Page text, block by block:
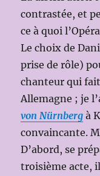
contrastée, et
ce à quoi
Le choix de
prise de rôle)
chanteur qui
Allemagne ; je
von Nürnberg à
convaincante.
D’abord, se
troisième acte,